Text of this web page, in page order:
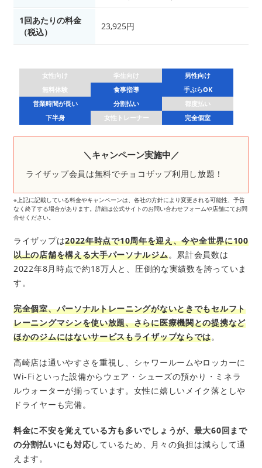
1回あたりの料金
（税込）
23,925円
女性向け 学生向け
男性向け
無料体験
食事指導
手ぶらOK
営業時間が長い
分割払い
都度払い
下半身
女性トレーナー 完全個室
＼キャンペーン実施中／
ライザップ会員は無料でチョコザップ利用し放題！
※上記に記載している料金やキャンペーンは、各社の方針により変更される可能性、予告
なく終了する場合があります。詳細は公式サイトのお問い合わせフォームや店舗にてお問
合せください。
ライザップは2022年時点で10周年を迎え、今や全世界に100
以上の店舗を構える大手パーソナルジム。累計会員数は
2022年8月時点で約18万人と、圧倒的な実績数を誇っていま
す。
完全個室、パーソナルトレーニングがないときでもセルフト
レーニングマシンを使い放題、さらに医療機関との提携など
ほかのジムにはないサービスもライザップならでは。
高崎店は通いやすさを重視し、シャワールームやロッカーに
Wi-Fiといった設備からウェア・シューズの預かり・ミネラ
ルウォーターが揃っています。女性に嬉しいメイク落としや
ドライヤーも完備。
料金に不安を覚えている方も多いでしょうが、最大60回まで
の分割払いにも対応しているため、月々の負担は減らして通
えます。